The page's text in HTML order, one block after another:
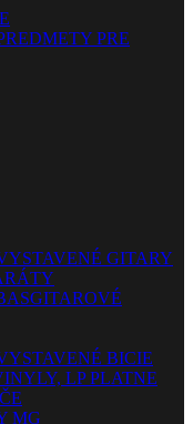
PRE
GITARY
BICIE
LP PLATNE
MG